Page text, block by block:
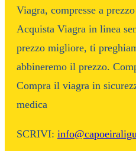
Viagra, compresse a
Acquista Viagra in linea
prezzo migliore, ti
abbineremo il prezzo.
Compra il viagra in
medica
SCRIVI: